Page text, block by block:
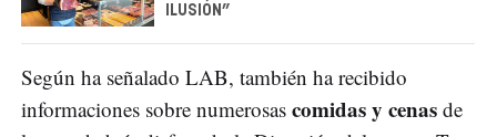
ILUSIÓN”
Según ha señalado LAB, también ha recibido
informaciones sobre numerosas comidas y cenas de